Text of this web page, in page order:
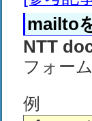
mailto
NTT
フォー
例